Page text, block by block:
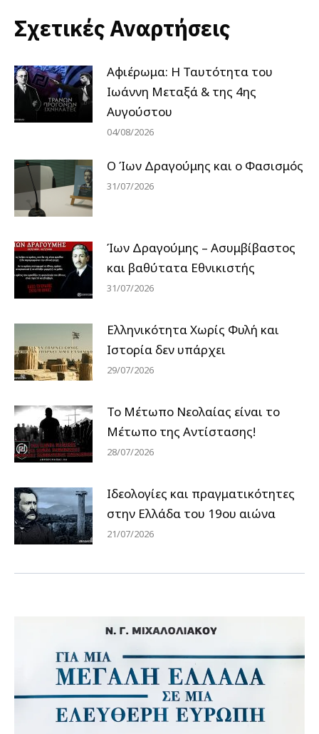
Σχετικές Αναρτήσεις
Αφιέρωμα: Η Ταυτότητα του
Ιωάννη Μεταξά & της 4ης
Αυγούστου
04/08/2026
Ο Ίων Δραγούμης και ο Φασισμός
31/07/2026
Ίων Δραγούμης – Ασυμβίβαστος
και βαθύτατα Εθνικιστής
31/07/2026
Ελληνικότητα Χωρίς Φυλή και
Ιστορία δεν υπάρχει
29/07/2026
Το Μέτωπο Νεολαίας είναι το
Μέτωπο της Αντίστασης!
28/07/2026
Ιδεολογίες και πραγματικότητες
στην Ελλάδα του 19ου αιώνα
21/07/2026